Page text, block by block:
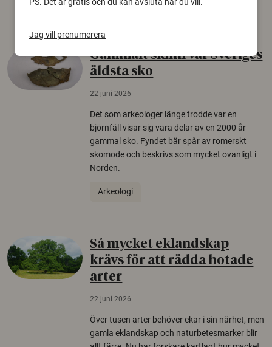
Säkerhetspolitik
Gammalt skinn var Sveriges
äldsta sko
22 juni 2026
Det som arkeologer länge trodde var en
björnfäll visar sig vara delar av en 2000 år
gammal sko. Fyndet bär spår av romerskt
skomode och beskrivs som mycket ovanligt i
Norden.
Arkeologi
Så mycket eklandskap
krävs för att rädda hotade
arter
22 juni 2026
Över tusen arter behöver ekar i sin närhet, men
gamla eklandskap och naturbetesmarker blir
Jag vill prenumerera